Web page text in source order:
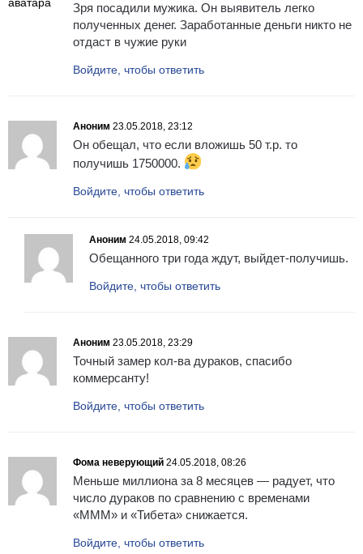
Зря посадили мужика. Он выявитель легко
полученных денег. Заработанные деньги никто не
отдаст в чужие руки
Войдите, чтобы ответить
Аноним 23.05.2018, 23:12
Он обещал, что если вложишь 50 т.р. то
получишь 1750000.
Войдите, чтобы ответить
Аноним 24.05.2018, 09:42
Обещанного три года ждут, выйдет-получишь.
Войдите, чтобы ответить
Аноним 23.05.2018, 23:29
Точный замер кол-ва дураков, спасибо
коммерсанту!
Войдите, чтобы ответить
Фома неверующий 24.05.2018, 08:26
Меньше миллиона за 8 месяцев — радует, что
число дураков по сравнению с временами
«МММ» и «Тибета» снижается.
Войдите, чтобы ответить